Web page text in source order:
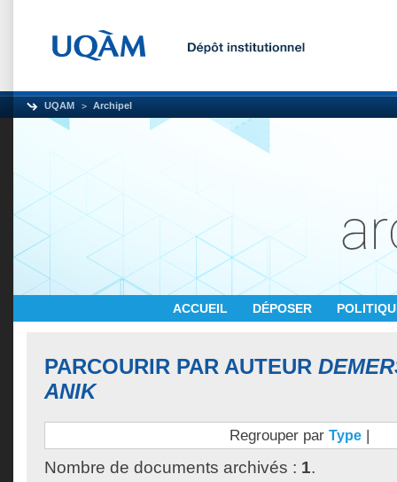
UQAM Archipel
ACCUEIL DÉPOSER
PARCOURIR PAR AUTEUR
ANIK
Regrouper par Type |
Nombre de documents archivés : 1.